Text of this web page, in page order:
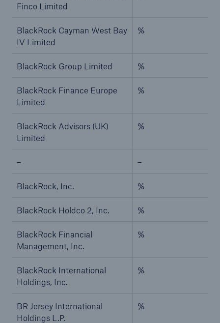
Finco Limited
BlackRock Cayman West Bay
IV Limited
%
BlackRock Group Limited %
BlackRock Finance Europe
Limited
%
BlackRock Advisors (UK)
Limited
%
– –
BlackRock, Inc. %
BlackRock Holdco 2, Inc. %
BlackRock Financial
Management, Inc.
%
BlackRock International
Holdings, Inc.
%
BR Jersey International
Holdings L.P.
%